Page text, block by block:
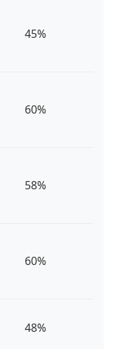
45%
60%
58%
60%
48%